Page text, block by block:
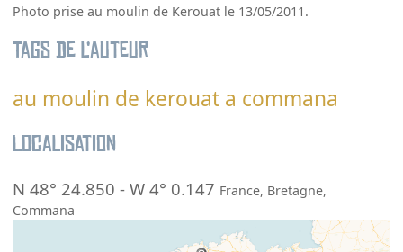
Photo prise au moulin de Kerouat le 13/05/2011.
Tags de l’auteur
au moulin de kerouat a commana
Localisation
N 48° 24.850 -W 4° 0.147 France, Bretagne,
Commana